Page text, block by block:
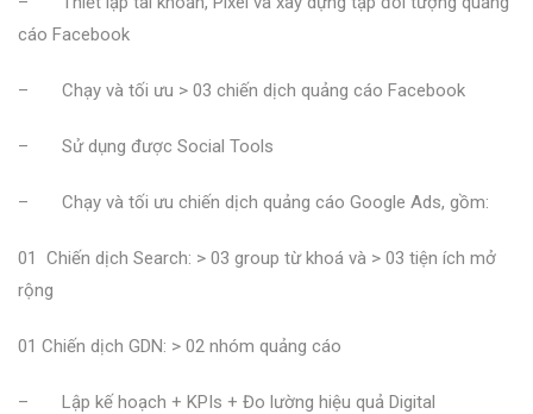
cáo Facebook
– Chạy và tối ưu > 03 chiến dịch quảng cáo Facebook
– Sử dụng được Social Tools
– Chạy và tối ưu chiến dịch quảng cáo Google Ads, gồm:
01 Chiến dịch Search: > 03 group từ khoá và > 03 tiện ích mở
rộng
01 Chiến dịch GDN: > 02 nhóm quảng cáo
– Lập kế hoạch + KPIs + Đo lường hiệu quả Digital